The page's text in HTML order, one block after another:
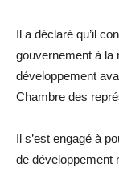
Il a déclaré qu’il
gouvernement à la
développement
Chambre des
Il s’est engagé à
de développement